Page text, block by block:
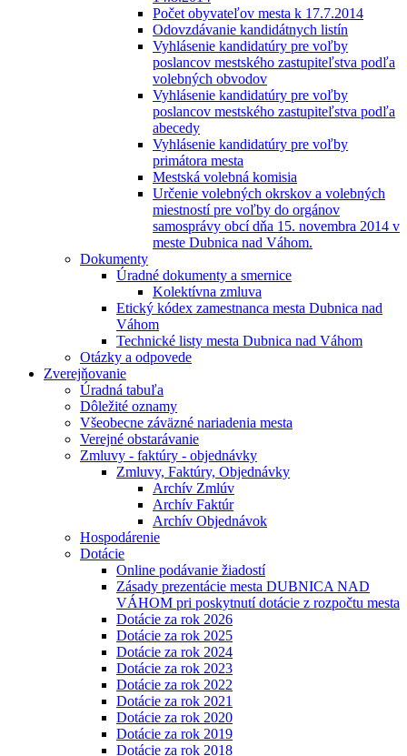
Počet obyvateľov mesta k 17.7.2014
Odovzdávanie kandidátnych listín
Vyhlásenie kandidatúry pre voľby
poslancov mestského zastupiteľstva podľa
volebných obvodov
Vyhlásenie kandidatúry pre voľby
poslancov mestského zastupiteľstva podľa
abecedy
Vyhlásenie kandidatúry pre voľby
primátora mesta
Mestská volebná komisia
Určenie volebných okrskov a volebných
miestností pre voľby do orgánov
samosprávy obcí dňa 15. novembra 2014 v
meste Dubnica nad Váhom.
Dokumenty
Úradné dokumenty a smernice
Kolektívna zmluva
Etický kódex zamestnanca mesta Dubnica nad
Váhom
Technické listy mesta Dubnica nad Váhom
Otázky a odpovede
Zverejňovanie
Úradná tabuľa
Dôležité oznamy
Všeobecne záväzné nariadenia mesta
Verejné obstarávanie
Zmluvy - faktúry - objednávky
Zmluvy, Faktúry, Objednávky
Archív Zmlúv
Archív Faktúr
Archív Objednávok
Hospodárenie
Dotácie
Online podávanie žiadostí
Zásady prezentácie mesta DUBNICA NAD
VÁHOM pri poskytnutí dotácie z rozpočtu mesta
Dotácie za rok 2026
Dotácie za rok 2025
Dotácie za rok 2024
Dotácie za rok 2023
Dotácie za rok 2022
Dotácie za rok 2021
Dotácie za rok 2020
Dotácie za rok 2019
Dotácie za rok 2018